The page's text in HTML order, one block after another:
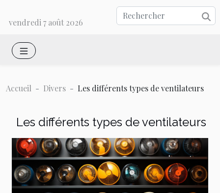
vendredi 7 août 2026
Accueil Divers Les différents types de ventilateurs
Les différents types de ventilateurs